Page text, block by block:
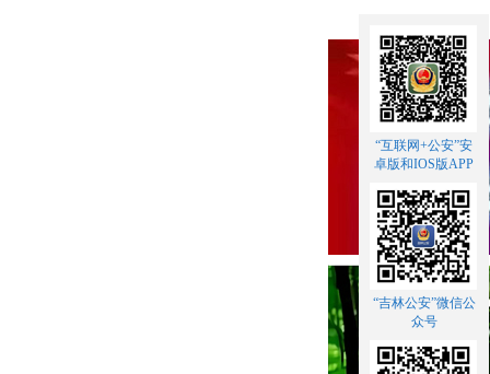
“互联网+公安”安
卓版和IOS版APP
“吉林公安”微信公
众号